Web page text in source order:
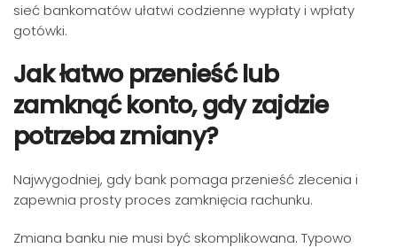
sieć bankomatów ułatwi codzienne wypłaty i wpłaty
gotówki.
Jak łatwo przenieść lub
zamknąć konto, gdy zajdzie
potrzeba zmiany?
Najwygodniej, gdy bank pomaga przenieść zlecenia i
zapewnia prosty proces zamknięcia rachunku.
Zmiana banku nie musi być skomplikowana. Typowo